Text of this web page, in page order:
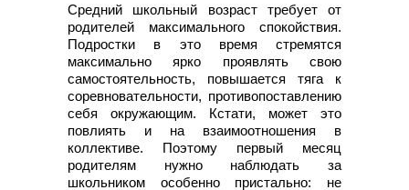
Средний школьный возраст требует от
родителей максимального спокойствия.
Подростки в это время стремятся
максимально ярко проявлять свою
самостоятельность, повышается тяга к
соревновательности, противопоставлению
себя окружающим. Кстати, может это
повлиять и на взаимоотношения в
коллективе. Поэтому первый месяц
родителям нужно наблюдать за
школьником особенно пристально: не